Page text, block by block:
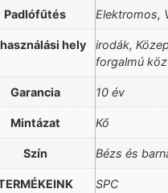
Padlófűtés Elektromos,
hely
irodák,
forgalmú
Garancia 10 év
Mintázat Kő
Szín Bézs és
SPC